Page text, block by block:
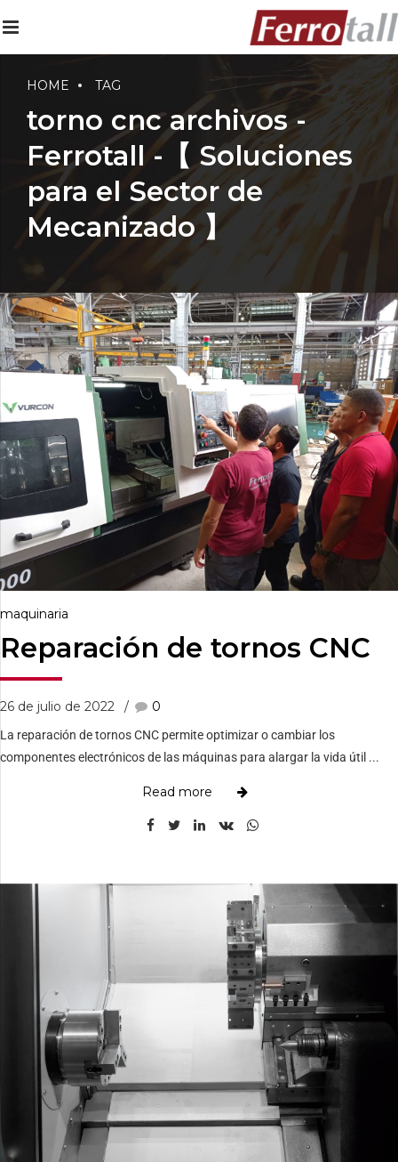
HOME TAG
torno cnc archivos -
Ferrotall -【 Soluciones
para el Sector de
Mecanizado 】
maquinaria
Reparación de tornos CNC
26 de julio de 2022 0
La reparación de tornos CNC permite optimizar o cambiar los
componentes electrónicos de las máquinas para alargar la vida útil ...
Read more